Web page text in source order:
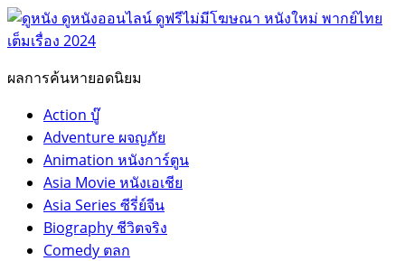
ผลการค้นหายอดนิยม
Action บู๊
Adventure ผจญภัย
Animation หนังการ์ตูน
Asia Movie หนังเอเชีย
Asia Series ซีรี่ย์จีน
Biography ชีวิตจริง
Comedy ตลก